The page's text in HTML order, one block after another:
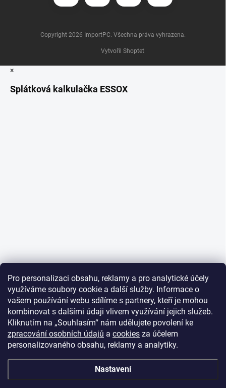
Pro personalizaci obsahu, reklamy a pro analytické účely
využíváme soubory cookie a další služby. Informace o
vašem používání webu sdílíme s partnery, kteří je mohou
kombinovat s dalšími údaji vlivem využívání jejich služeb.
Kliknutím na „Souhlasím“ nám udělujete povolení ke
zpracování osobních údajů a cookies za účelem
personalizovaného obsahu, reklamy a analytiky.
Nastavení
Vytvořil Shoptet
Copyright 2026 ImportPC. Všechna práva vyhrazena.
×
Splátková kalkulačka ESSOX